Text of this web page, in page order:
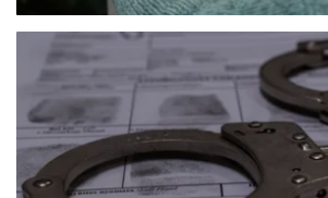
Gracias por suscribirte a